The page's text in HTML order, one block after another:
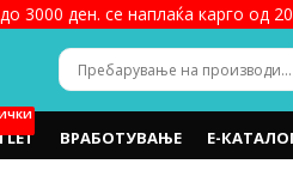
3000 ден. се наплаќа карго од
ВРАБОТУВАЊЕ Е-